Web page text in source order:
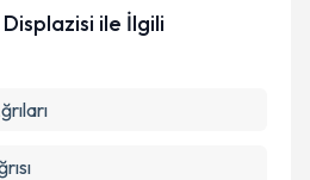
ile İlgili